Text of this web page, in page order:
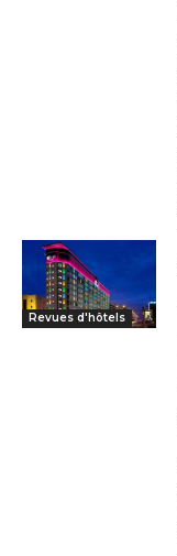
Revues d'hôtels